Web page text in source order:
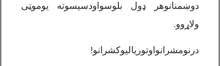
دوښمنانوهر ډول بلوسواودسیسوته یوموټی
ولاړوو.
درنومشرانواوتوریالیوکشرانو!